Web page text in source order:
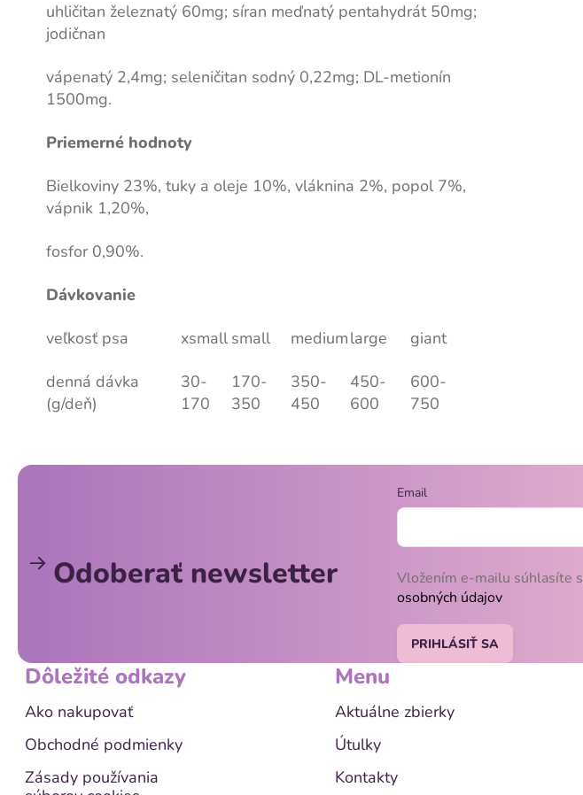
uhličitan železnatý 60mg; síran meďnatý pentahydrát 50mg;
jodičnan
vápenatý 2,4mg; seleničitan sodný 0,22mg; DL-metionín
1500mg.
Priemerné hodnoty
Bielkoviny 23%, tuky a oleje 10%, vláknina 2%, popol 7%,
vápnik 1,20%,
fosfor 0,90%.
Dávkovanie
veľkosť psa xsmall small mediumlarge giant
denná dávka
(g/deň)
30-
170
170-
350
350-
450
450-
600
600-
750
Odoberať newsletter
Email
Vložením e-mailu súhlasíte s
osobných údajov
PRIHLÁSIŤ SA
Dôležité odkazy
Ako nakupovať
Obchodné podmienky
Zásady používania
Menu
Aktuálne zbierky
Útulky
Kontakty